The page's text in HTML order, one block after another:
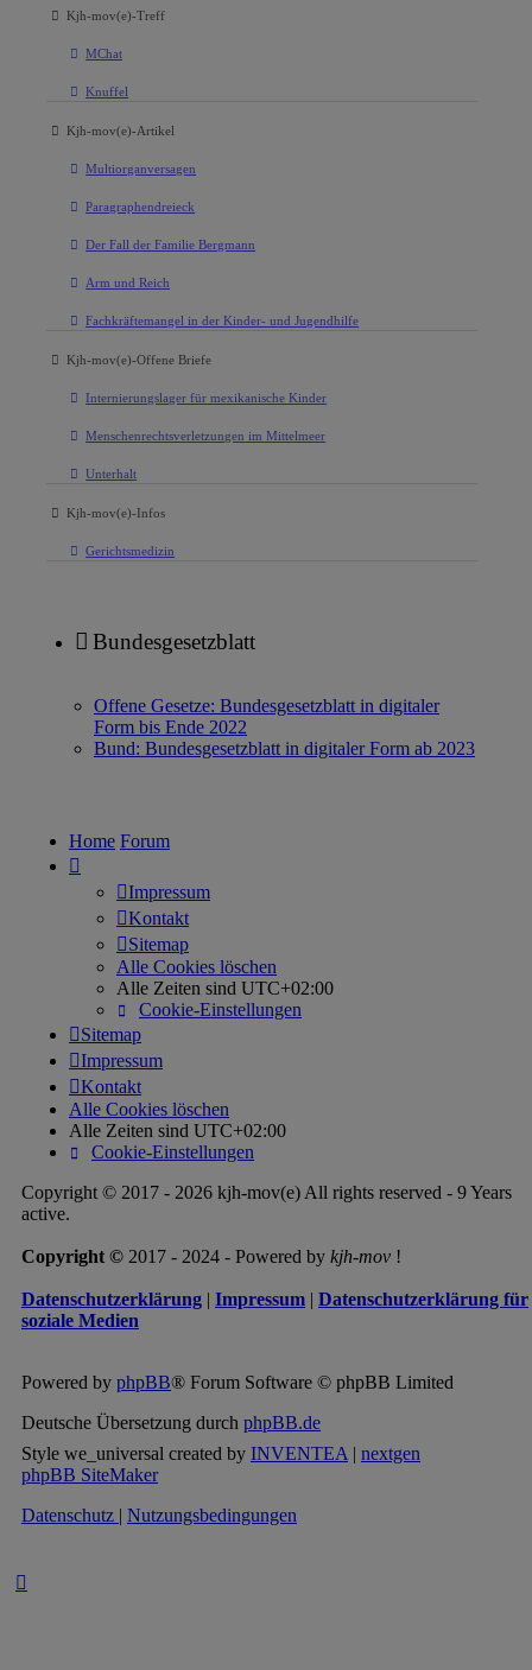
Kjh-mov(e)-Treff
MChat
Knuffel
Kjh-mov(e)-Artikel
Multiorganversagen
Paragraphendreieck
Der Fall der Familie Bergmann
Arm und Reich
Fachkräftemangel in der Kinder- und Jugendhilfe
Kjh-mov(e)-Offene Briefe
Internierungslager für mexikanische Kinder
Menschenrechtsverletzungen im Mittelmeer
Unterhalt
Kjh-mov(e)-Infos
Gerichtsmedizin
Bundesgesetzblatt
Offene Gesetze: Bundesgesetzblatt in digitaler
Form bis Ende 2022
Bund: Bundesgesetzblatt in digitaler Form ab 2023
Home Forum
Impressum
Kontakt
Sitemap
Alle Cookies löschen
Alle Zeiten sind UTC+02:00
Cookie-Einstellungen
Sitemap
Impressum
Kontakt
Alle Cookies löschen
Alle Zeiten sind UTC+02:00
Cookie-Einstellungen
Copyright © 2017 - 2026 kjh-mov(e) All rights reserved - 9 Years
active.
Copyright © 2017 - 2024 - Powered by kjh-mov !
Datenschutzerklärung Impressum
Datenschutzerklärung für
soziale Medien
Powered by phpBB® Forum Software © phpBB Limited
Deutsche Übersetzung durch phpBB.de
Style we_universal created by INVENTEA| nextgen
phpBB SiteMaker
Datenschutz
Nutzungsbedingungen